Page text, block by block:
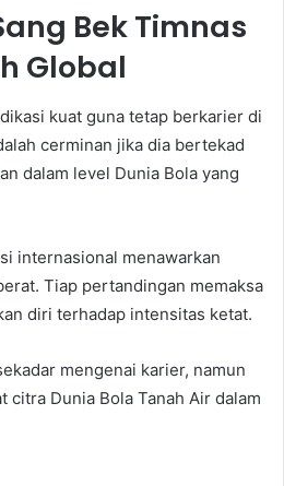
Bek Timnas
Global
kuat guna tetap berkarier di
cerminan jika dia bertekad
dalam level Dunia Bola yang
internasional menawarkan
Tiap pertandingan memaksa
diri terhadap intensitas ketat.
mengenai karier, namun
citra Dunia Bola Tanah Air dalam